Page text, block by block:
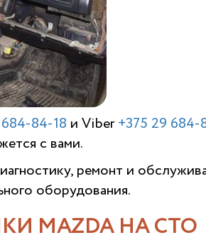
84-18 и Viber+375 29 684-
с вами.
ремонт и
оборудования.
MAZDA НА СТО